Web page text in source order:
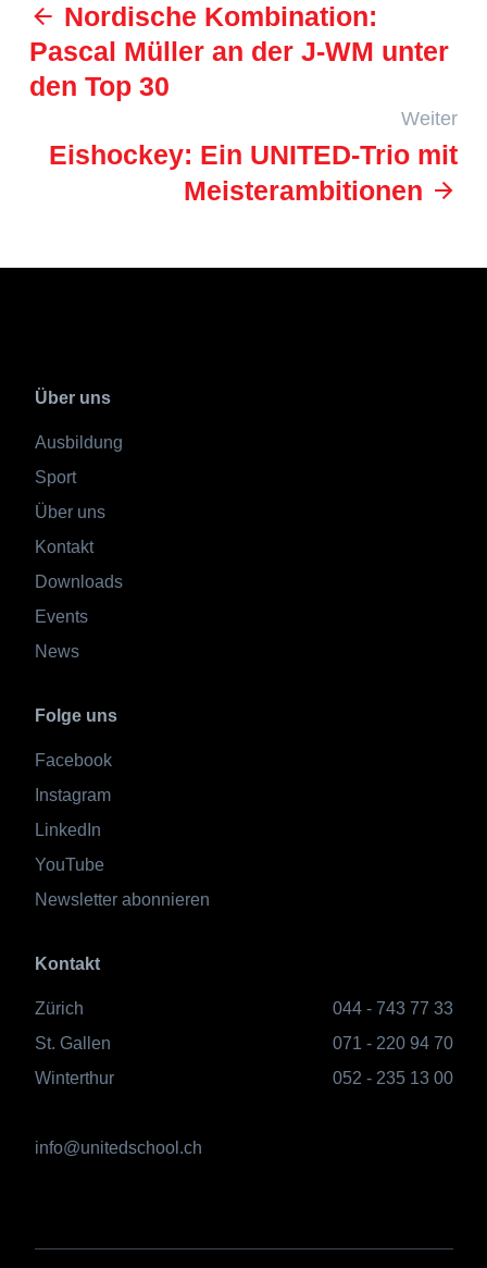
Nordische Kombination:
Pascal Müller an der J-WM unter
den Top 30
Weiter
Eishockey: Ein UNITED-Trio mit
Meisterambitionen
Über uns
Ausbildung
Sport
Über uns
Kontakt
Downloads
Events
News
Folge uns
Facebook
Instagram
LinkedIn
YouTube
Newsletter abonnieren
Kontakt
Zürich
044 - 743 77 33
St. Gallen
071 - 220 94 70
Winterthur
052 - 235 13 00
info@unitedschool.ch